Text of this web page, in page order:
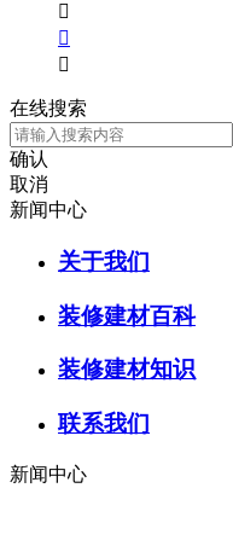



在线搜索
确认
取消
新闻中心
关于我们
装修建材百科
装修建材知识
联系我们
新闻中心